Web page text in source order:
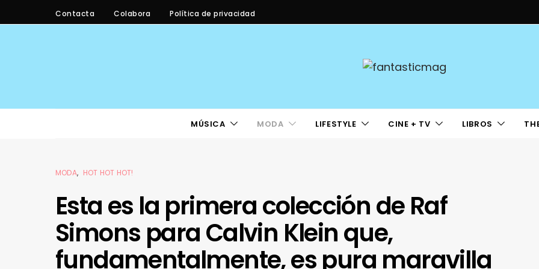
Contacta Colabora Política de privacidad
MÚSICA MODA LIFESTYLE CINE + TV LIBROS
MODA HOT HOT HOT!
Esta es la primera colección de Raf
Simons para Calvin Klein que,
fundamentalmente, es pura maravilla